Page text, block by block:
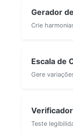
Gerador
Crie
Escala de
Gere
Teste